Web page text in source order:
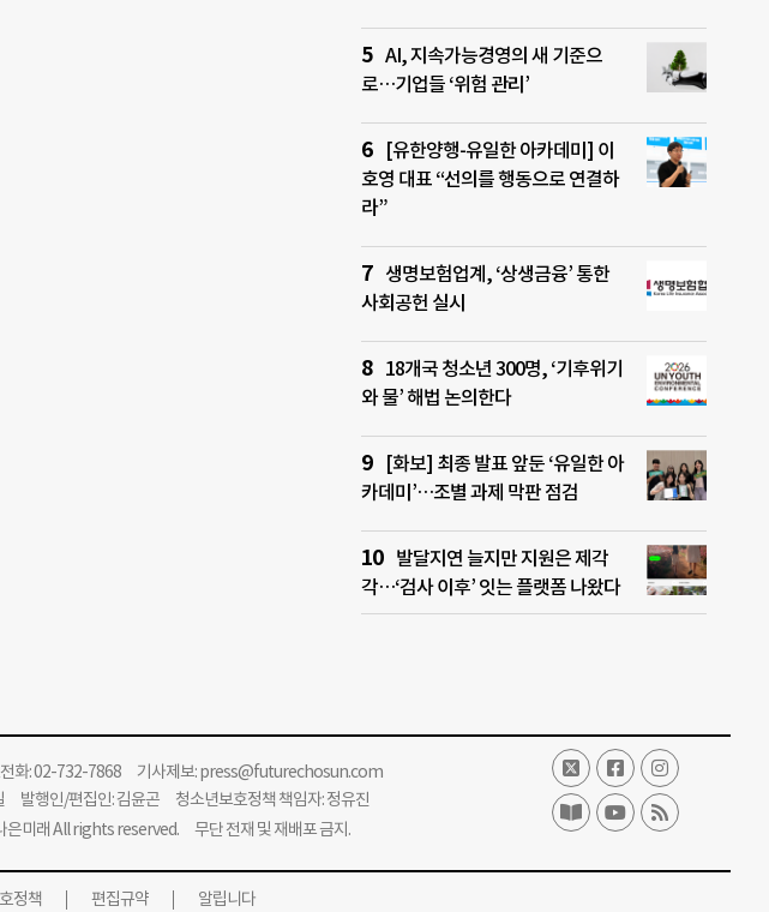
AI, 지속가능경영의 새 기준으
로…기업들 ‘위험 관리’
[유한양행-유일한 아카데미] 이
호영 대표 “선의를 행동으로 연결하
라”
생명보험업계, ‘상생금융’ 통한
사회공헌 실시
18개국 청소년 300명, ‘기후위기
와 물’ 해법 논의한다
[화보] 최종 발표 앞둔 ‘유일한 아
카데미’…조별 과제 막판 점검
발달지연 늘지만 지원은 제각
각…‘검사 이후’ 잇는 플랫폼 나왔다
화: 02-732-7868 기사제보:press@futurechosun.com
발행인/편집인: 김윤곤 청소년보호정책 책임자: 정유진
미래 All rights reserved. 무단 전재 및 재배포 금지.
정책 편집규약 알립니다